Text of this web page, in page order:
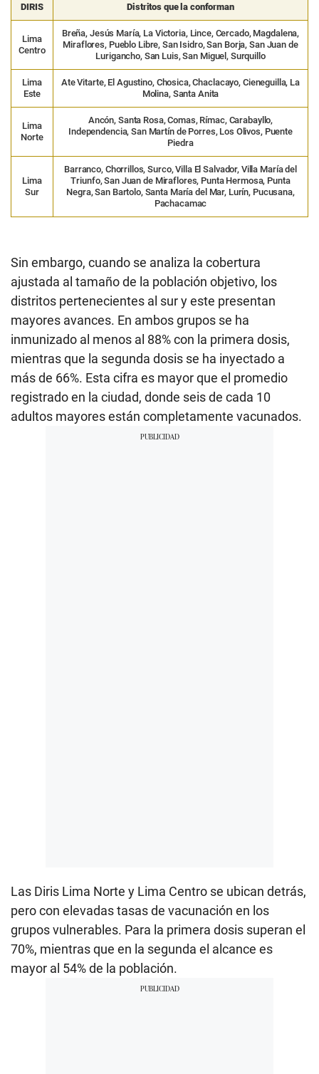
DIRIS Distritos que la conforman
Lima
Centro
Breña, Jesús María, La Victoria, Lince, Cercado, Magdalena,
Miraflores, Pueblo Libre, San Isidro, San Borja, San Juan de
Lurigancho, San Luis, San Miguel, Surquillo
Lima
Este
Ate Vitarte, El Agustino, Chosica, Chaclacayo, Cieneguilla, La
Molina, Santa Anita
Lima
Norte
Ancón, Santa Rosa, Comas, Rímac, Carabayllo,
Independencia, San Martín de Porres, Los Olivos, Puente
Piedra
Lima
Sur
Barranco, Chorrillos, Surco, Villa El Salvador, Villa María del
Triunfo, San Juan de Miraflores, Punta Hermosa, Punta
Negra, San Bartolo, Santa María del Mar, Lurín, Pucusana,
Pachacamac
Sin embargo, cuando se analiza la cobertura
ajustada al tamaño de la población objetivo, los
distritos pertenecientes al sur y este presentan
mayores avances. En ambos grupos se ha
inmunizado al menos al 88% con la primera dosis,
mientras que la segunda dosis se ha inyectado a
más de 66%. Esta cifra es mayor que el promedio
registrado en la ciudad, donde seis de cada 10
adultos mayores están completamente vacunados.
Las Diris Lima Norte y Lima Centro se ubican detrás,
pero con elevadas tasas de vacunación en los
grupos vulnerables. Para la primera dosis superan el
70%, mientras que en la segunda el alcance es
mayor al 54% de la población.